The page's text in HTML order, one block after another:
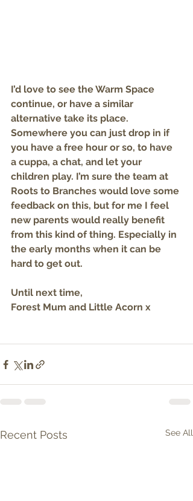
I’d love to see the Warm Space
continue, or have a similar
alternative take its place.
Somewhere you can just drop in if
you have a free hour or so, to have
a cuppa, a chat, and let your
children play. I’m sure the team at
Roots to Branches would love some
feedback on this, but for me I feel
new parents would really benefit
from this kind of thing. Especially in
the early months when it can be
hard to get out.
Until next time,
Forest Mum and Little Acorn x
Recent Posts See All